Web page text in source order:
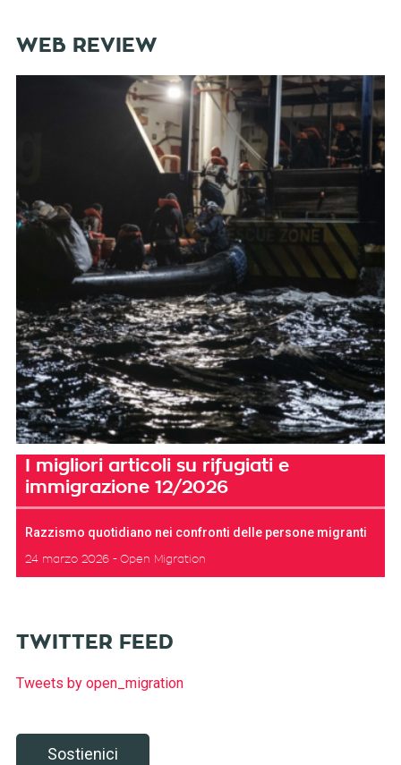
WEB REVIEW
I migliori articoli su rifugiati e
immigrazione 12/2026
Razzismo quotidiano nei confronti delle persone migranti
24 marzo 2026 Open Migration
TWITTER FEED
Tweets by open_migration
Sostienici